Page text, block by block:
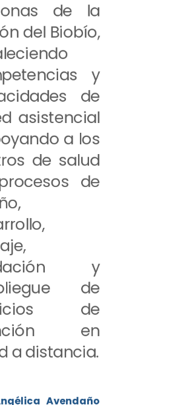
de la
del Biobío,
y
de
asistencial
a los
de salud
de
y
de
de
en
a distancia.
Avendaño